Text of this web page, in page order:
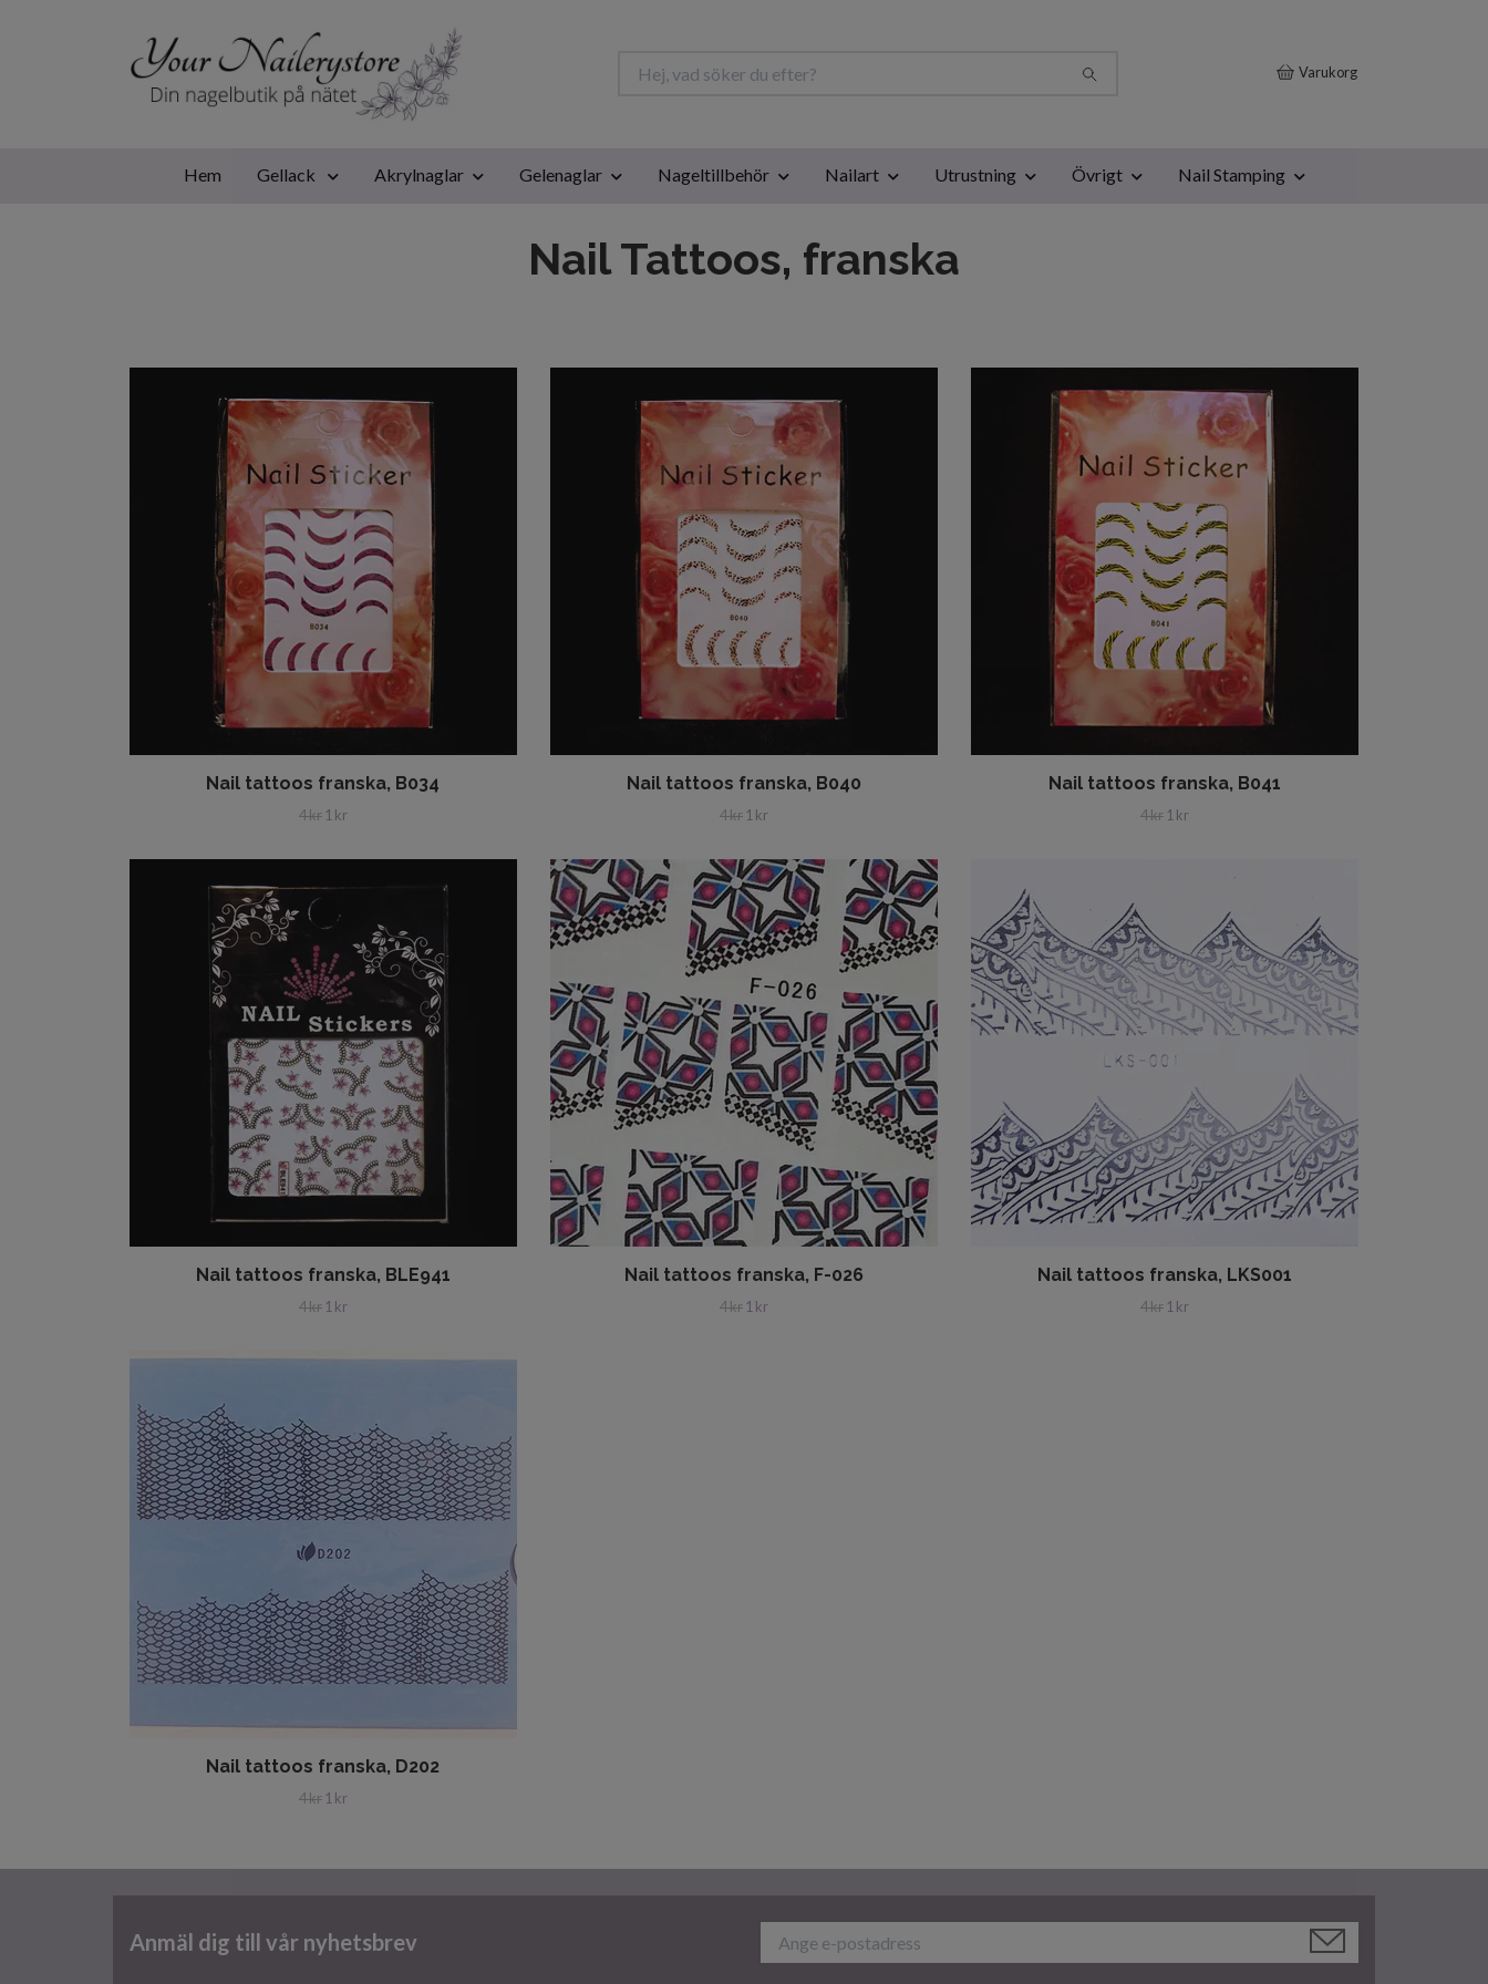
Varukorg
Hem Gellack Akrylnaglar Gelenaglar Nageltillbehör Nailart Utrustning Övrigt Nail Stamping
Nail Tattoos, franska
Nail tattoos franska, B034
4 kr 1 kr
Nail tattoos franska, B040
4 kr 1 kr
Nail tattoos franska, B041
4 kr 1 kr
Nail tattoos franska, BLE941
4 kr 1 kr
Nail tattoos franska, F-026
4 kr 1 kr
Nail tattoos franska, LKS001
4 kr 1 kr
Nail tattoos franska, D202
4 kr 1 kr
Anmäl dig till vår nyhetsbrev